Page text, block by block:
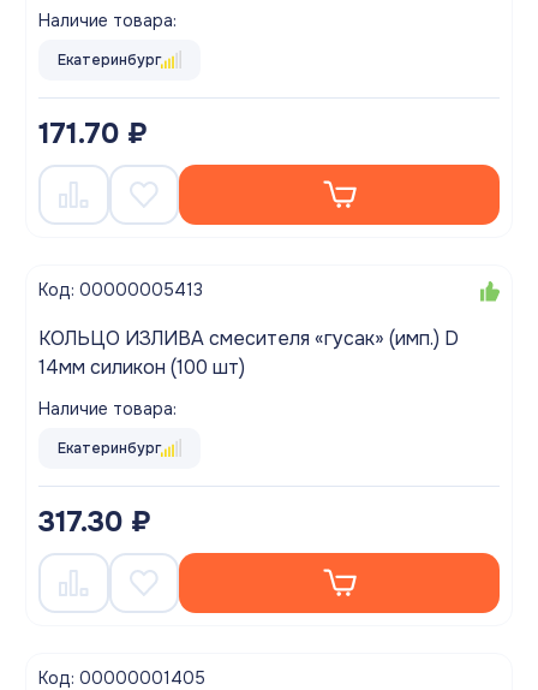
Наличие товара:
Екатеринбург
171.70 ₽
Код: 00000005413
КОЛЬЦО ИЗЛИВА смесителя «гусак» (имп.) D
14мм силикон (100 шт)
Наличие товара:
Екатеринбург
317.30 ₽
Код: 00000001405